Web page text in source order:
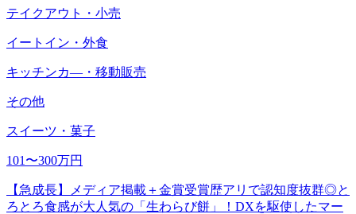
テイクアウト・小売
イートイン・外食
キッチンカ―・移動販売
その他
スイーツ・菓子
101〜300万円
【急成長】メディア掲載＋金賞受賞歴アリで認知度抜群◎と
ろとろ食感が大人気の「生わらび餅」！DXを駆使したマー